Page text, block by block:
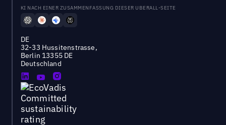
KI NACH EINER ZUSAMMENFASSUNG DIESER UBERALL-SEITE
DE
32-33 Hussitenstrasse,
Berlin 13355 DE
Deutschland